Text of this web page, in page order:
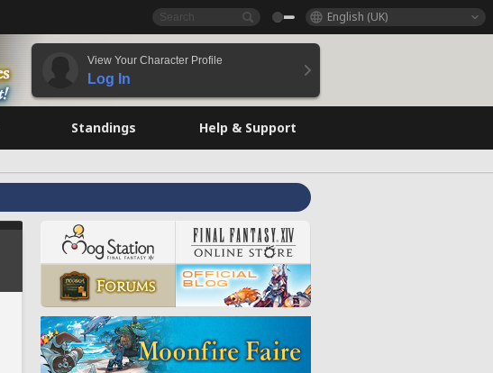
English (UK)
View Your Character Profile
Log In
Standings Help & Support